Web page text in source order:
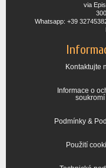
via
Whatsapp: +39
Kontaktujte
Informace o
soukromí
Podmínky &
Použití